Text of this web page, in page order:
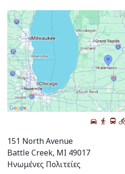
151 North Avenue
Battle Creek, MI 49017
Ηνωμένες Πολιτείες